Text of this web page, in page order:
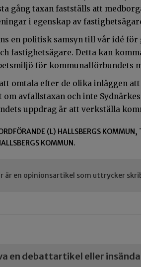
gång taxan fastställs att
i egenskap av
en politisk samsyn till vår idé för
fastighetsägare. Detta kan
för kommunalförbundets
omtala efter de olika inläggen
om avfallstaxan och inte
uppdrag är att verkställa
(L) HALLSBERGS
KOMMUN.
är en opinionsartikel som uttrycker
en debattartikel eller